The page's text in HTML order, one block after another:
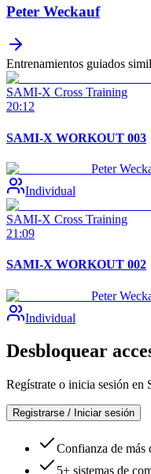
Peter Weckauf
Entrenamientos guiados
SAMI-X Cross Training
20:12
SAMI-X WORKOUT 003
Peter
Individual
SAMI-X Cross Training
21:09
SAMI-X WORKOUT 002
Peter
Individual
Desbloquear
Regístrate o inicia sesión
Registrarse / Iniciar sesión
Confianza de más
5+ sistemas de